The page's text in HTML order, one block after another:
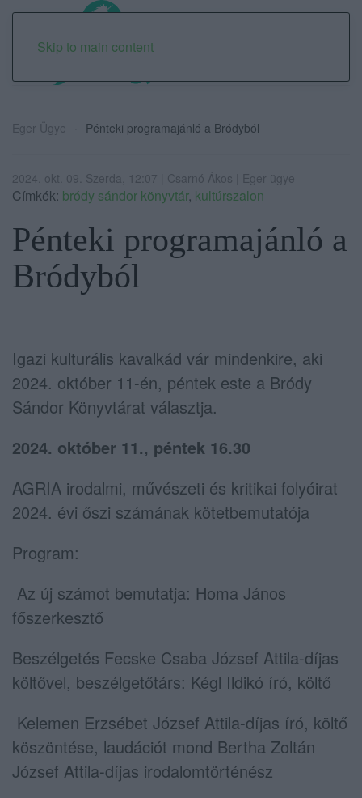
Skip to main content
Eger Ügye Pénteki programajánló a Bródyból
2024. okt. 09. Szerda, 12:07 | Csarnó Ákos | Eger ügye
Címkék: bródy sándor könyvtár, kultúrszalon
Pénteki programajánló a
Bródyból
Igazi kulturális kavalkád vár mindenkire, aki
2024. október 11-én, péntek este a Bródy
Sándor Könyvtárat választja.
2024. október 11., péntek 16.30
AGRIA irodalmi, művészeti és kritikai folyóirat
2024. évi őszi számának kötetbemutatója
Program:
Az új számot bemutatja: Homa János
főszerkesztő
Beszélgetés Fecske Csaba József Attila-díjas
költővel, beszélgetőtárs: Kégl Ildikó író, költő
Kelemen Erzsébet József Attila-díjas író, költő
köszöntése, laudációt mond Bertha Zoltán
József Attila-díjas irodalomtörténész